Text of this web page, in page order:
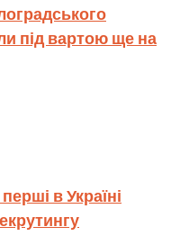
під вартою ще на
в Україні